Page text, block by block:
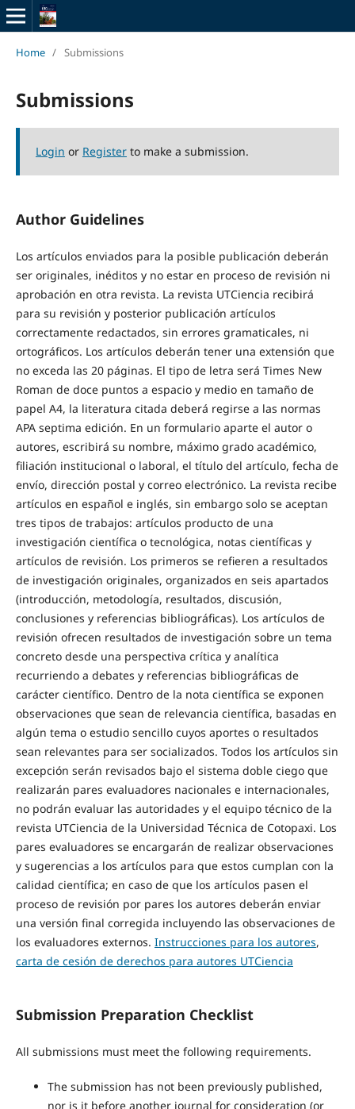
Home / Submissions
Submissions
Login or Registerto make a submission.
Author Guidelines
Los artículos enviados para la posible publicación deberán
ser originales, inéditos y no estar en proceso de revisión ni
aprobación en otra revista. La revista UTCiencia recibirá
para su revisión y posterior publicación artículos
correctamente redactados, sin errores gramaticales, ni
ortográficos. Los artículos deberán tener una extensión que
no exceda las 20 páginas. El tipo de letra será Times New
Roman de doce puntos a espacio y medio en tamaño de
papel A4, la literatura citada deberá regirse a las normas
APA septima edición. En un formulario aparte el autor o
autores, escribirá su nombre, máximo grado académico,
filiación institucional o laboral, el título del artículo, fecha de
envío, dirección postal y correo electrónico. La revista recibe
artículos en español e inglés, sin embargo solo se aceptan
tres tipos de trabajos: artículos producto de una
investigación científica o tecnológica, notas científicas y
artículos de revisión. Los primeros se refieren a resultados
de investigación originales, organizados en seis apartados
(introducción, metodología, resultados, discusión,
conclusiones y referencias bibliográficas). Los artículos de
revisión ofrecen resultados de investigación sobre un tema
concreto desde una perspectiva crítica y analítica
recurriendo a debates y referencias bibliográficas de
carácter científico. Dentro de la nota científica se exponen
observaciones que sean de relevancia científica, basadas en
algún tema o estudio sencillo cuyos aportes o resultados
sean relevantes para ser socializados. Todos los artículos sin
excepción serán revisados bajo el sistema doble ciego que
realizarán pares evaluadores nacionales e internacionales,
no podrán evaluar las autoridades y el equipo técnico de la
revista UTCiencia de la Universidad Técnica de Cotopaxi. Los
pares evaluadores se encargarán de realizar observaciones
y sugerencias a los artículos para que estos cumplan con la
calidad científica; en caso de que los artículos pasen el
proceso de revisión por pares los autores deberán enviar
una versión final corregida incluyendo las observaciones de
los evaluadores externos. Instrucciones para los autores,
carta de cesión de derechos para autores UTCiencia
Submission Preparation Checklist
All submissions must meet the following requirements.
The submission has not been previously published,
nor is it before another journal for consideration (or